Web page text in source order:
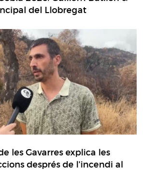
del Llobregat
les Gavarres explica les
després de l'incendi al